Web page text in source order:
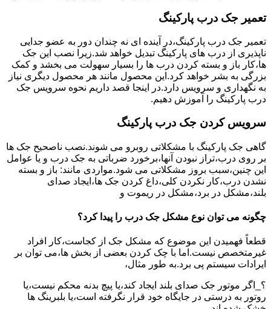
تعمیر جک درب پارکینگ
تعمیر جک درب پارکینگ،در آینده ای نه چندان دور به عضو جدایی
ناپذیری از درب های پارکینگ تبدیل خواهد شد.زیرا نصب این جک
ها،کار باز و بسته کردن درب ها را بسیار سهولت می بخشد و کمک
بزرگی به بشر خواهد کرد.این محصول مانند هر محصول دیگری نیاز
به نگهداری و سرویس دارد.در اینجا قصد داریم نحوه سرویس جک
درب پارکینگ را آموزش دهیم.
سرویس کردن جک درب پارکینگ
گاهی جک پارکینگ با مشکلاتی روبرو می شوند.نصب ناصحیح جک ها
بر روی درب،تراز نبودن آنها،برخورد ضرباتی به جک درب و یا عوامل
این چنین،سبب بروز مشکلاتی می شود.مواردی مانند: باز و بسته
نشدن درب،کار نکردن کلی،داغ کردن جک ها،ایجاد صدای
بلند،مشکل در برد،مشکل در ریموت و
چگونه می توان نوع مشکل جک درب را پیدا کرد؟
قطعاً فهمیدن این موضوع که مشکل جک از کجاست،کار افراد
غیرمتخصص نیست.اما با چک کردن بعضی از بخش ها،می توان بر
ایرادات سیستم پی برد.به طور مثال،
؟_اگر موتور جک صدای بلند ایجاد کند،یا پیچ بدنه محکم نیست،یا
روتور به درستی در جایگاه خود قرار نگرفته است،یا بلبرینگ ها